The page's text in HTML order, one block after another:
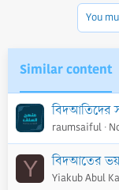
You
Similar content
বিদআতিদের
raumsaiful
Y বিদআতের
Yiakub Abul